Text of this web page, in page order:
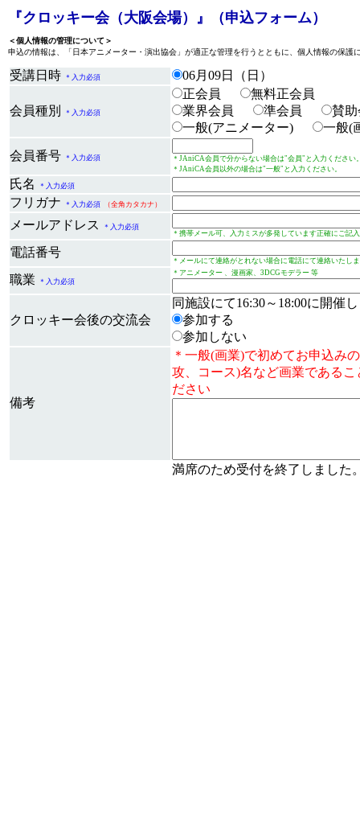
『クロッキー会（大阪会場）』（申込フォーム）
＜個人情報の管理について＞
申込の情報は、「日本アニメーター・演出協会」が適正な管理を行うとともに、個人情報の保護
受講日時 ＊入力必須 06月09日（日）
会員種別 ＊入力必須
正会員
無料正会員
業界会員
準会員
賛
一般(アニメーター)
一般(
会員番号 ＊入力必須
＊JAniCA会員で分からない場合は"会員"と入力ください
＊JAniCA会員以外の場合は"一般"と入力ください。
氏名 ＊入力必須
フリガナ ＊入力必須 （全角カタカナ）
メールアドレス
＊入力必須
＊携帯メール可、入力ミスが多発しています正確にご記
電話番号
＊メールにて連絡がとれない場合に電話にて連絡いたし
職業 ＊入力必須
＊アニメーター 、漫画家、3DCGモデラー 等
クロッキー会後の交流会
同施設にて16:30～18:00に開催
参加する
参加しない
備考
＊一般(画業)で初めてお申込み
攻、コース)名など画業である
ださい
満席のため受付を終了しました